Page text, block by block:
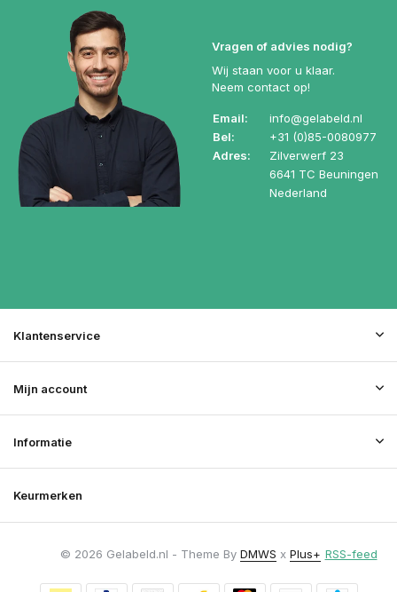
Vragen of advies nodig?
Wij staan voor u klaar.
Neem contact op!
Email:
info@gelabeld.nl
Bel:
+31 (0)85-0080977
Adres:
Zilverwerf 23
6641 TC Beuningen
Nederland
Klantenservice
Mijn account
Informatie
Keurmerken
© 2026 Gelabeld.nl - Theme By DMWS x Plus+ RSS-feed